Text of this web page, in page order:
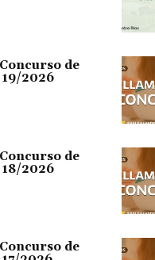
de
2026
de
2026
de